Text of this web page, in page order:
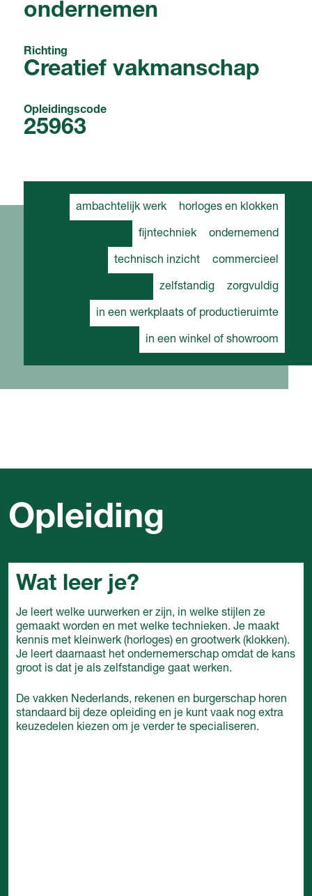
ondernemen
Richting
Creatief vakmanschap
Opleidingscode
25963
ambachtelijk werk horloges en klokken
fijntechniek ondernemend
technisch inzicht commercieel
zelfstandig zorgvuldig
in een werkplaats of productieruimte
in een winkel of showroom
Opleiding
Wat leer je?
Je leert welke uurwerken er zijn, in welke stijlen ze
gemaakt worden en met welke technieken. Je maakt
kennis met kleinwerk (horloges) en grootwerk (klokken).
Je leert daarnaast het ondernemerschap omdat de kans
groot is dat je als zelfstandige gaat werken.
De vakken Nederlands, rekenen en burgerschap horen
standaard bij deze opleiding en je kunt vaak nog extra
keuzedelen kiezen om je verder te specialiseren.